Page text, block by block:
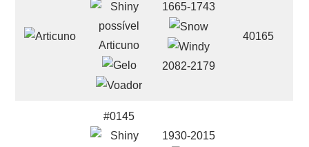
Articuno
1665-1743
2082-2179
40165
#0145
1930-2015